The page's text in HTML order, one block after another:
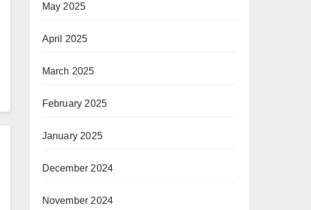
May 2025
April 2025
March 2025
February 2025
January 2025
December 2024
November 2024